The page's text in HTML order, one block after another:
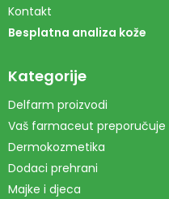
Kontakt
Besplatna analiza kože
Kategorije
Delfarm proizvodi
Vaš farmaceut preporučuje
Dermokozmetika
Dodaci prehrani
Majke i djeca